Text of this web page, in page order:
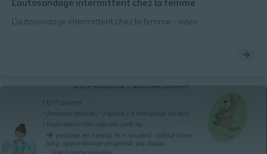
L'autosondage intermittent chez la femme
L'autosondage intermittent chez la femme - video